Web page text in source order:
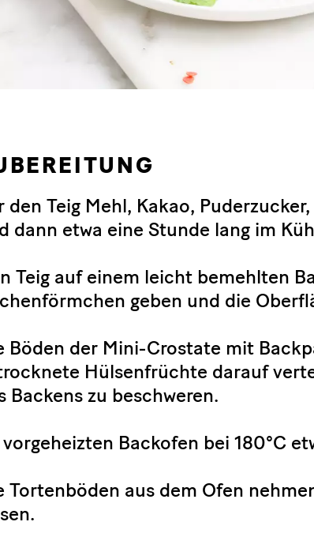
den Teig Mehl, Kakao,
dann etwa eine Stunde lang im
Teig auf einem leicht bemehlten
geben und die
Böden der Mini-Crostate mit
Hülsenfrüchte darauf
Backens zu beschweren.
Backofen bei 180°C
Tortenböden aus dem Ofen